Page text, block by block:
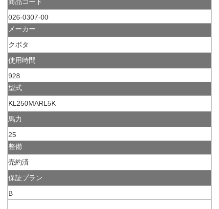
026-0307-00
メーカー
クボタ
使用時間
928
型式
KL250MARL5K
馬力
25
整備
売約済
保証プラン
B